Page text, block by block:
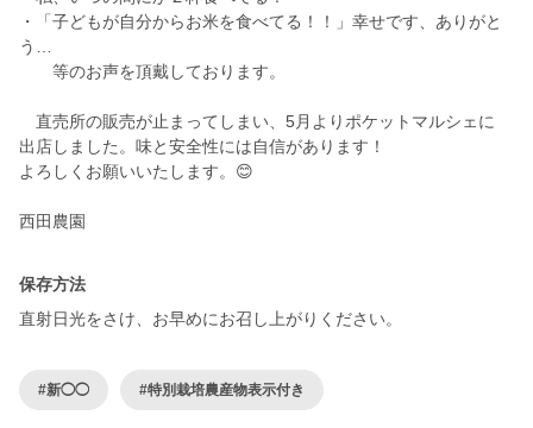
・「子どもが自分からお米を食べてる！！」幸せです、ありがと
う…
等のお声を頂戴しております。
直売所の販売が止まってしまい、5月よりポケットマルシェに
出店しました。味と安全性には自信があります！
よろしくお願いいたします。😊
西田農園
保存方法
直射日光をさけ、お早めにお召し上がりください。
#新◯◯ #特別栽培農産物表示付き